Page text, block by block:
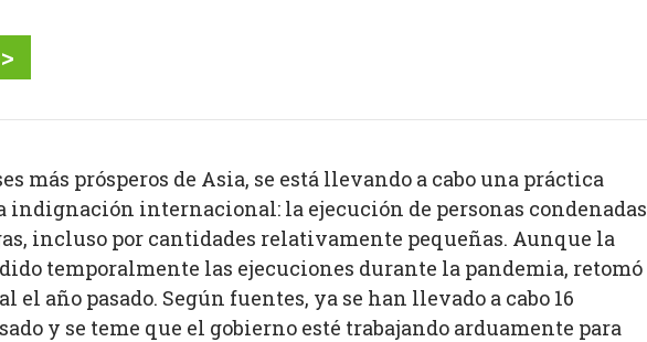
más prósperos de Asia, se está llevando a cabo una práctica
indignación internacional: la ejecución de personas condenadas
incluso por cantidades relativamente pequeñas. Aunque la
temporalmente las ejecuciones durante la pandemia, retomó
año pasado. Según fuentes, ya se han llevado a cabo 16
y se teme que el gobierno esté trabajando arduamente para